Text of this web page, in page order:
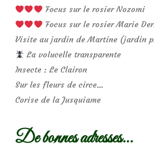
Focus sur le rosier Nozomi
Focus sur le rosier Marie
Visite au jardin de Martine (jardin
La volucelle transparente
Insecte : Le Clairon
Sur les fleurs de circe…
Corise de la Jusquiame
De bonnes adresses…